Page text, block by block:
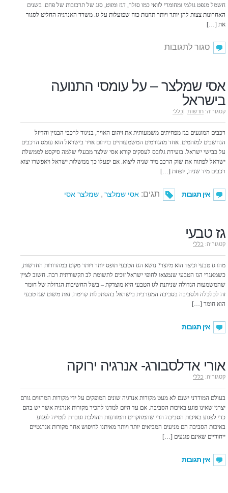
חשמל מנפט גולמי ומחומרי לוואי כמו סולר, דגז ומזוט, סוג של תרכובות של פחם. בשנים
האחרונות צצות להן יותר ויותר תחנות כוח שפועלות על גז. משרד האנרגיה החליט לסגור
את […]
סגור לתגובותעל
אסי שמלצר – על עומסי התנועה
בישראל
קטגוריה: חדשות |כללי
רכבים המונעים בגז מפחיתים משמעותית את זיהום האויר, בניגוד לרכבי הבנזין והדיזל
הנחשבים למזהמים. אחד מהגורמים המשמעותיים בזיהום אויר בישראל הוא עומס הרכבים
על כבישי ישראל. בועידת גלובס לעסקים קורא אסי שלצר מבעלי שלמה סיקסט לממשלת
ישראל לפתוח את שוק הרכב מיד שניה ליצוא. אם יפעלו כך ממשלות ישראל ויאפשרו יצוא
רכבים מיד שניה, יופחת […]
אין תגובות תגים: אסי שמלצר , שמלצר אסי
גז טבעי
קטגוריה: כללי
מהו גז טבעי וכיצד הוא מיוצר? נושא הגז הטבעי תופס יותר ויותר מקום במהדורות החדשות,
כשמאגרי הגז הטבעי שנמצאו לחופי ישראל זוכים לתשומת לב תקשורתית רבה. חשוב לציין
שהמשמעות הגדולה שניתנת לגז הטבעי היא מוצדקת – בשל החשיבות הגדולה של חומר
זה לכלכלה ולסביבה בסביבה המערבית בישראל בהסתכלות קדימה. זאת משום שגז טבעי
הוא חומר […]
אין תגובות
אורי אדלסבורג- אנרגיה ירוקה
קטגוריה: כללי
בעולם המודרני ישנם לא מעט מקורות אנרגיה שונים המופקים על ידי מקורות המהווים גורם
יצרני שאינו פוגע באיכות הסביבה. אם עד היום למדנו להכיר מקורות אנרגיה אשר יש בהם
כדי לפגוע באיכות הסביבה הרי שהמחקרים והמודעות ההולכת וגוברת לנטייה לפגוע
באיכות הסביבה הם מניעים המביאים יותר ויותר מאיתנו לחיפוש אחר מקורות אנרגטיים
ייחודיים שאינם פוגעים […]
אין תגובות